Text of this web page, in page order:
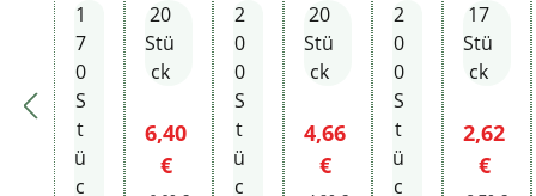
Re
d
Ec
o
L
St
an
1
7
0
S
t
ü
c
ohn
e
Filte
20
Stü
ck
Verkaufspreis:
6,40
€
Regulärer Preis:
s
Re
d
M
oh
ne
Fil
2
0
0
S
t
ü
c
Rot
M
mit
r
20
Stü
ck
Verkaufspreis:
4,66
€
Regulärer Preis:
Cl
as
sic
Ro
M
mi
2
0
0
S
t
ü
c
mit
Filte
r
17
Stü
ck
2,62
€